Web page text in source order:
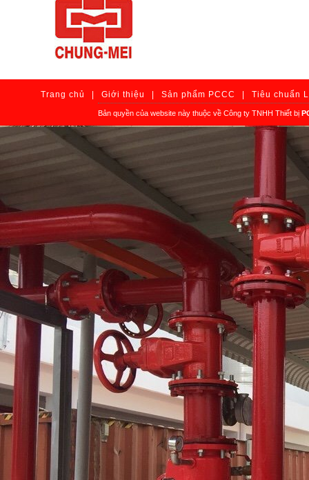
Trang chủ Giới thiệu Sản phẩm PCCC Tiêu chuẩn
Bản quyền của website này thuộc về Công ty TNHH Thiết bị